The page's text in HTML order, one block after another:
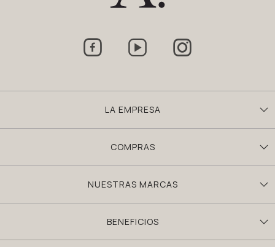
LA EMPRESA
COMPRAS
NUESTRAS MARCAS
BENEFICIOS
  